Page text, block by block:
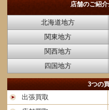
店舗のご紹介
北海道地方
関東地方
関西地方
四国地方
3つの
出張買取